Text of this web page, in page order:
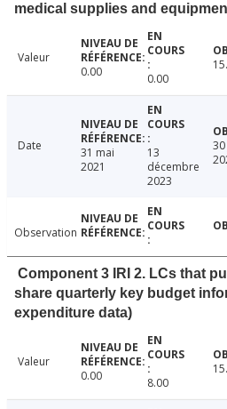
medical supplies and
Valeur
0.00
0.00
Date
31 mai
2021
13
décembre
2023
Observation
Component 3 IRI 2. LCs that
share quarterly key budget
expenditure data)
Valeur
0.00
8.00